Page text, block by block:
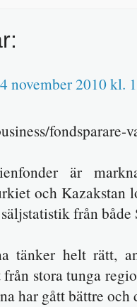
4 november 2010 kl.
fondsparare-
är
och Kazakstan
från både
tänker helt rätt,
stora tunga
har gått bättre och